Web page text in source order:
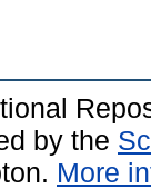
by the
More